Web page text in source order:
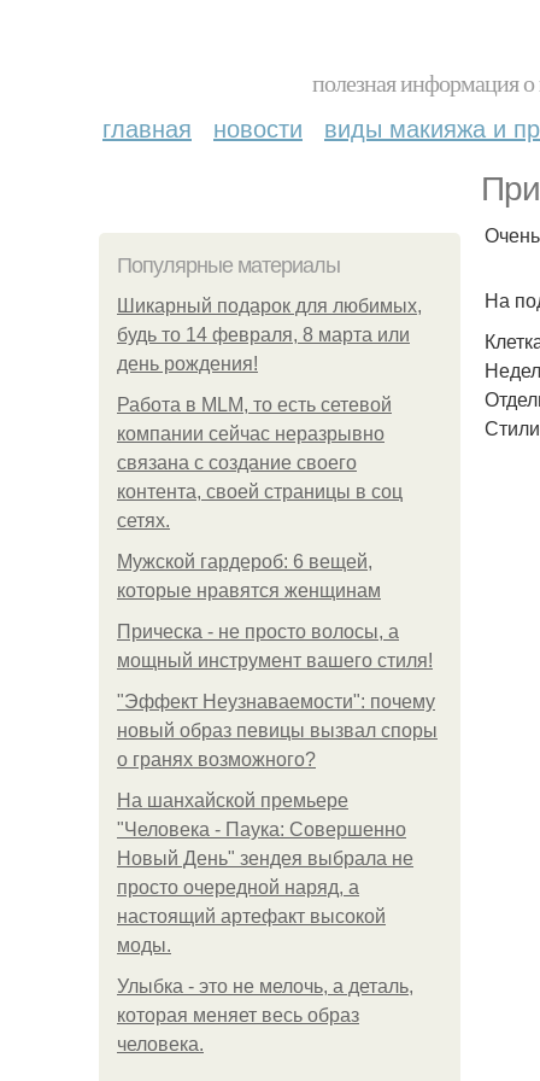
полезная информация
главная новости виды макияжа и
Популярные материалы
Шикарный подарок для любимых,
будь то 14 февраля, 8 марта или
день рождения!
Работа в MLM, то есть сетевой
компании сейчас неразрывно
связана с создание своего
контента, своей страницы в соц
сетях.
Мужской гардероб: 6 вещей,
которые нравятся женщинам
Прическа - не просто волосы, а
мощный инструмент вашего стиля!
"Эффект Неузнаваемости": почему
новый образ певицы вызвал споры
о гранях возможного?
На шанхайской премьере
"Человека - Паука: Совершенно
Новый День" зендея выбрала не
просто очередной наряд, а
настоящий артефакт высокой
моды.
Улыбка - это не мелочь, а деталь,
которая меняет весь образ
человека.
На